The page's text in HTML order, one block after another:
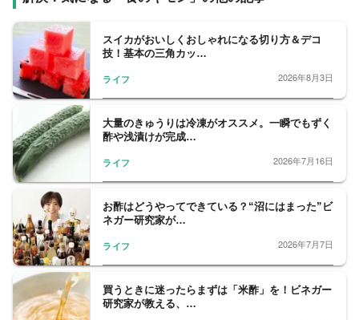
して活動。1999年、沖縄ならではの文化や自
然に魅せられて家族とともに移住。2008年、
野菜ソムリエ（初級）資格取得を皮切りに、
の野菜ソムリエが頂点を競い合う全国大会
「野菜ソムリエアワード」にて銀賞を受賞。
2019年、野菜ソムリエ上級プロ取得。
【資格】
野菜ソムリエ上級プロ（2019年取得）
J Veganist 特任理事（2020年に国内第2号と
受験フードマイスター（2017年取得）ほか
スイカがおいしくおしゃれになる切り方＆デコ
技！基本の三角カッ…
ライフ 2026年8月3日
大量のきゅうりは冷凍がオススメ。一瞬でもずく
酢や浅漬けが完成…
ライフ 2026年7月16日
お酢はどうやってできている？“沼にはまった”ビ
ネガー研究家が…
ライフ 2026年7月7日
買うときに迷ったらまずは「米酢」を！ビネガー
研究家が教える、…